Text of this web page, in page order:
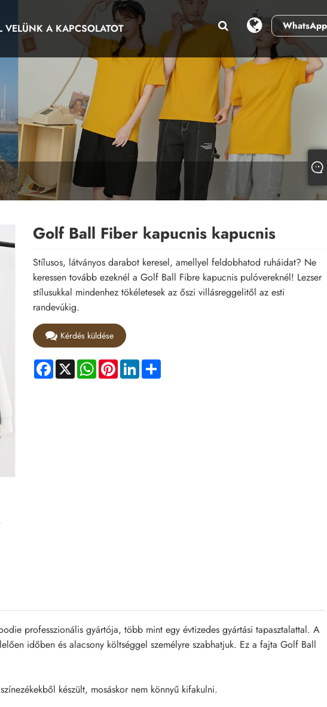
WhatsApp
VELÜNK A KAPCSOLATOT
Golf Ball Fiber kapucnis kapucnis
Stílusos, látványos darabot keresel, amellyel feldobhatod ruháidat? Ne
keressen tovább ezeknél a Golf Ball Fibre kapucnis pulóvereknél! Lezser
stílusukkal mindenhez tökéletesek az őszi villásreggelitől az esti
randevúkig.
Kérdés küldése
Facebook
X WhatsApp
PinterestLinkedInShare
professzionális gyártója, több mint egy évtizedes gyártási tapasztalattal. A
időben és alacsony költséggel személyre szabhatjuk. Ez a fajta Golf Ball
készült, mosáskor nem könnyű kifakulni.